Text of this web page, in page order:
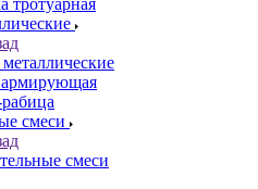
тротуарная
армирующая
смеси
смеси